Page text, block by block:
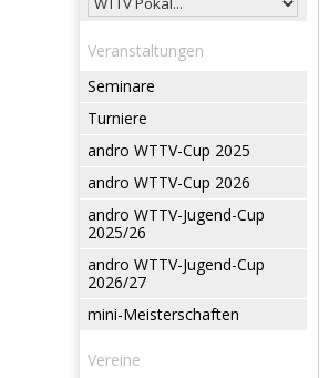
Veranstaltungen
Seminare
Turniere
andro WTTV-Cup 2025
andro WTTV-Cup 2026
andro WTTV-Jugend-Cup
2025/26
andro WTTV-Jugend-Cup
2026/27
mini-Meisterschaften
Vereine